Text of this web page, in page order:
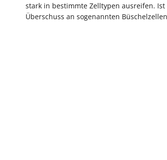
stark in bestimmte Zelltypen ausreifen.
Überschuss an sogenannten